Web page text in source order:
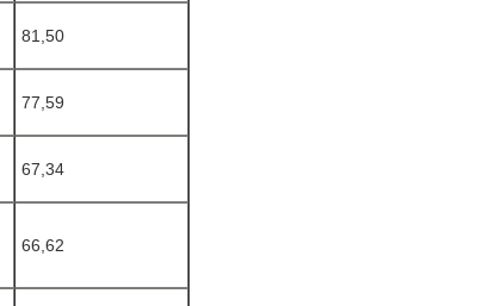
81,50
77,59
67,34
66,62